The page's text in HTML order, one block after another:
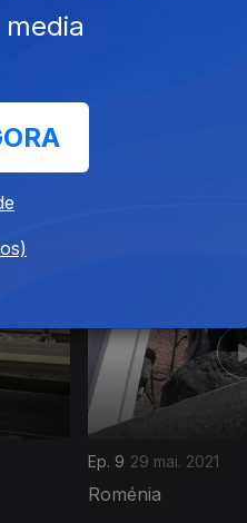
Ep. 9 29 mai. 2021
Roménia